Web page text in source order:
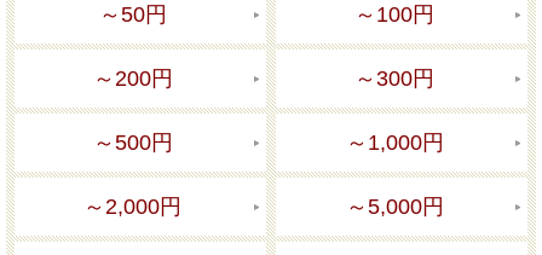
～50円 ～100円
～200円 ～300円
～500円 ～1,000円
～2,000円 ～5,000円